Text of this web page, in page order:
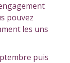
pouvez
les uns
puis